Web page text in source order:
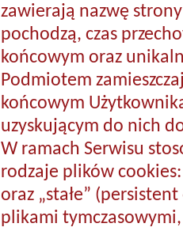
zawierają nazwę
pochodzą, czas
końcowym oraz
Podmiotem
końcowym
uzyskującym do nich
W ramach Serwisu
rodzaje plików
oraz „stałe”
plikami